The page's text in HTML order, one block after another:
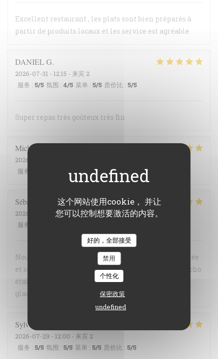
这个网站使用cookie， 并让
您可以控制想要激活的内容。
好的，全部接受
禁用
个性化
保密政策
undefined
Excellent restaurant , les plats sont bien préparés à
partir de produits locaux et les service est agréable
DANIELG
2026-07-31 - 12:15 - 来宾 2
服务 : 5/5 氛围 : 4/5 菜单 : 5/5 质价比 : 5/5
Super repas très goûteux très fin
Michelle
2026-07-07
服务
/5 菜单 5/5 质价比: /5
Sébastien
2026-07-29
- 12:30 - 来宾 5
服务
Nous avons sincèrement apprécié la cuisine : raffinée
et savoureuse nous conseillons vivement ! Le gaspacho
était un pur délice Le filet mignon ultra fondant La
glace au thym une très belle découverte
Sylvie
2026-07-29 - 12:00 - 来宾 2
服务 : 5/5 氛围 : 5/5 菜单 : 5/5 质价比 : 5/5